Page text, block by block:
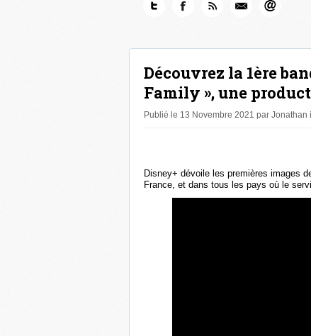
Découvrez la 1ère
Family », une
Publié le 13 Novembre 2021 par Jonathan
Disney+ dévoile les premières images
France, et dans tous les pays où le